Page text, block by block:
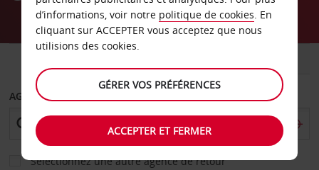
AGENCE DE DÉPART
Sélectionnez une autre agence de retour
d’informations, voir notre politique de cookies. En
cliquant sur ACCEPTER vous acceptez que nous
utilisions des cookies.
GÉRER VOS PRÉFÉRENCES
ACCEPTER ET FERMER